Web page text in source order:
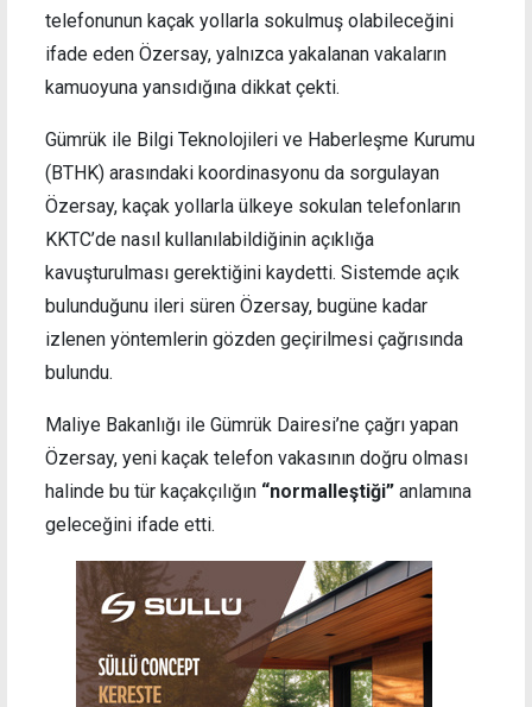
telefonunun kaçak yollarla sokulmuş olabileceğini
ifade eden Özersay, yalnızca yakalanan vakaların
kamuoyuna yansıdığına dikkat çekti.
Gümrük ile Bilgi Teknolojileri ve Haberleşme Kurumu
(BTHK) arasındaki koordinasyonu da sorgulayan
Özersay, kaçak yollarla ülkeye sokulan telefonların
KKTC’de nasıl kullanılabildiğinin açıklığa
kavuşturulması gerektiğini kaydetti. Sistemde açık
bulunduğunu ileri süren Özersay, bugüne kadar
izlenen yöntemlerin gözden geçirilmesi çağrısında
bulundu.
Maliye Bakanlığı ile Gümrük Dairesi’ne çağrı yapan
Özersay, yeni kaçak telefon vakasının doğru olması
halinde bu tür kaçakçılığın “normalleştiği” anlamına
geleceğini ifade etti.